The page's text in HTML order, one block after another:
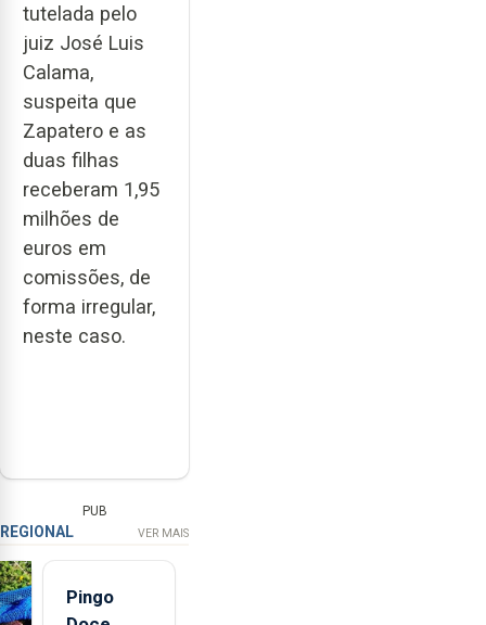
tutelada pelo
juiz José Luis
Calama,
suspeita que
Zapatero e as
duas filhas
receberam 1,95
milhões de
euros em
comissões, de
forma irregular,
neste caso.
PUB
REGIONAL VER MAIS
Pingo